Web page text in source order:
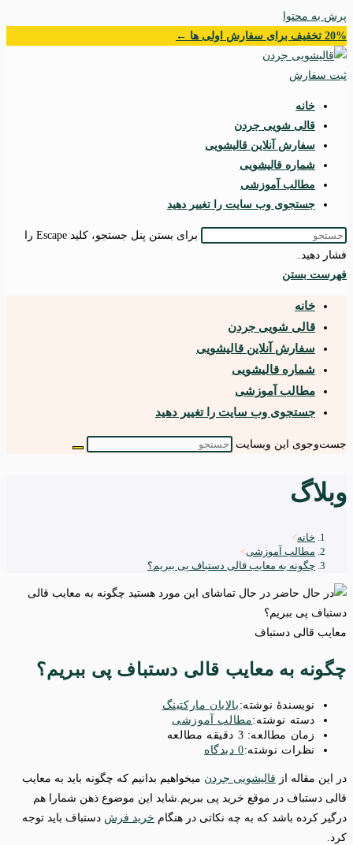
پرش به محتوا
20% تخفیف برای سفارش اولی ها ←
ثبت سفارش
خانه
قالی شویی جردن
سفارش آنلاین قالیشویی
شماره قالیشویی
مطالب آموزشی
جستجوی وب سایت را تغییر دهید
برای بستن پنل جستجو، کلید Escape را
فشار دهید.
فهرست بستن
خانه
قالی شویی جردن
سفارش آنلاین قالیشویی
شماره قالیشویی
مطالب آموزشی
جستجوی وب سایت را تغییر دهید
جست‌وجوی این وبسایت
وبلاگ
خانه>
مطالب آموزشی>
چگونه به معایب قالی دستباف پی ببریم؟
معایب قالی دستباف
چگونه به معایب قالی دستباف پی ببریم؟
نویسندهٔ نوشته: بالابان مارکتینگ
دسته‌ نوشته:مطالب آموزشی
زمان مطالعه: 3 دقیقه مطالعه
نظرات نوشته:0 دیدگاه
در این مقاله از قالیشویی جردن میخواهیم بدانیم که چگونه باید به معایب
قالی دستباف در موقع خرید پی ببریم.شاید این موضوع ذهن شمارا هم
درگیر کرده باشد که به چه نکاتی در هنگام خرید فرش دستباف باید توجه
کرد.